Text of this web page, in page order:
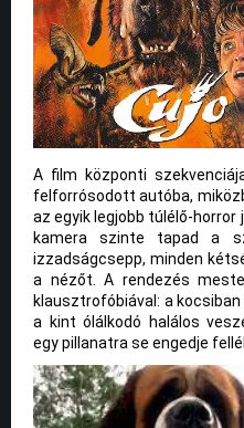
A film központi
felforrósodott autóba,
az egyik legjobb túlélő-horror
kamera szinte tapad a
izzadságcsepp, minden
a nézőt. A rendezés
klausztrofóbiával: a
a kint ólálkodó halálos
egy pillanatra se engedje